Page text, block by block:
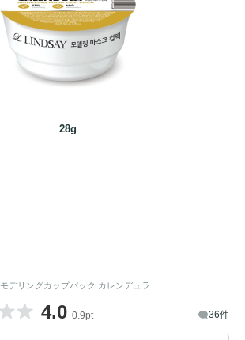
28g
モデリングカップパック カレンデュラ
4.0 0.9pt 36件